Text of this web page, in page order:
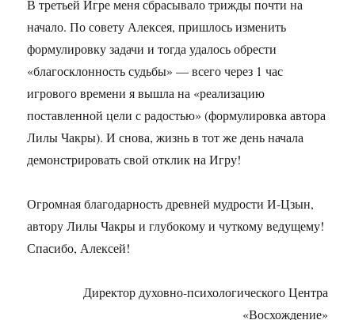
В третьей Игре меня сбрасывало трижды почти на
начало. По совету Алексея, пришлось изменить
формулировку задачи и тогда удалось обрести
«благосклонность судьбы» — всего через 1 час
игрового времени я вышла на «реализацию
поставленной цели с радостью» (формулировка автора
Лилы Чакры). И снова, жизнь в тот же день начала
демонстрировать свой отклик на Игру!
Огромная благодарность древней мудрости И-Цзын,
автору Лилы Чакры и глубокому и чуткому ведущему!
Спасибо, Алексей!
Директор духовно-психологического Центра
«Восхождение»